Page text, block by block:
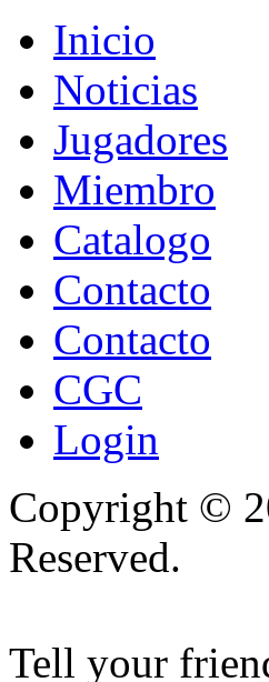
Inicio
Noticias
Jugadores
Miembro
Catalogo
Contacto
Contacto
CGC
Login
Copyright ©
Reserved.
Tell your